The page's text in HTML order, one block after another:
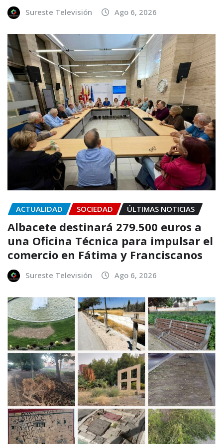
Sureste Televisión Ago 6, 2026
ACTUALIDAD SOCIEDAD ÚLTIMAS NOTICIAS
Albacete destinará 279.500 euros a
una Oficina Técnica para impulsar el
comercio en Fátima y Franciscanos
Sureste Televisión Ago 6, 2026